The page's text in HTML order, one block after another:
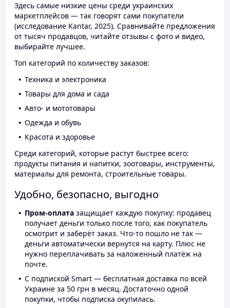
Здесь самые низкие цены среди украинских
маркетплейсов — так говорят сами покупатели
(исследование Kantar, 2025). Сравнивайте предложения
от тысяч продавцов, читайте отзывы с фото и видео,
выбирайте лучшее.
Топ категорий по количеству заказов:
Техника и электроника
Товары для дома и сада
Авто- и мототовары
Одежда и обувь
Красота и здоровье
Среди категорий, которые растут быстрее всего:
продукты питания и напитки, зоотовары, инструменты,
материалы для ремонта, строительные товары.
Удобно, безопасно, выгодно
Пром-оплата защищает каждую покупку: продавец
получает деньги только после того, как покупатель
осмотрит и заберёт заказ. Что-то пошло не так —
деньги автоматически вернутся на карту. Плюс не
нужно переплачивать за наложенный платёж на
почте.
С подпиской Smart — бесплатная доставка по всей
Украине за 50 грн в месяц. Достаточно одной
покупки, чтобы подписка окупилась.